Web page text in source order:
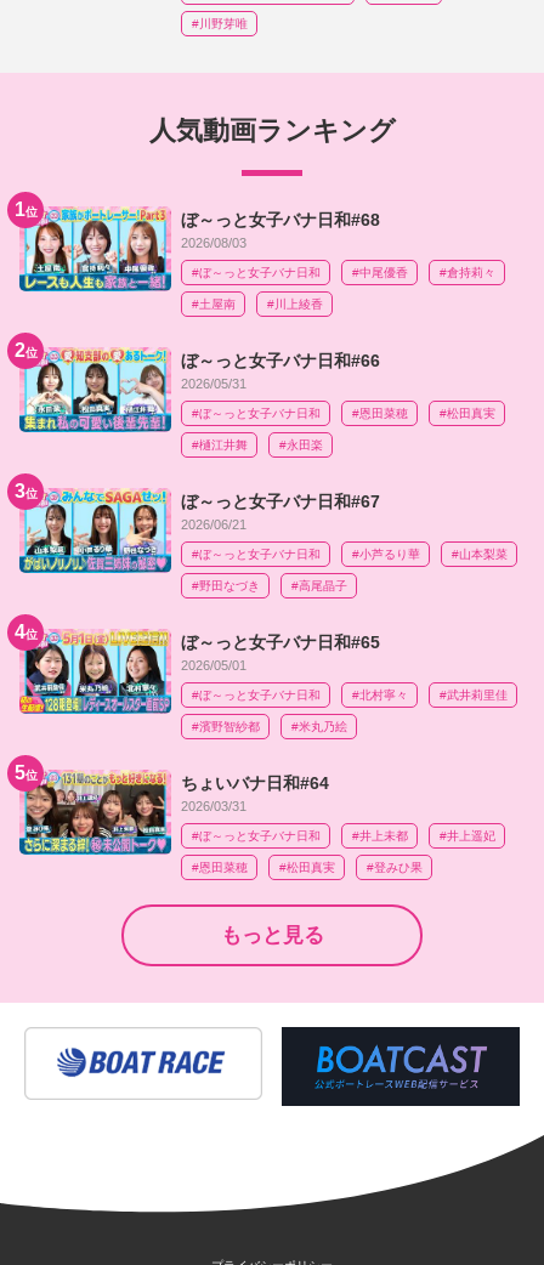
#川野芽唯
人気動画ランキング
1位 ぼ～っと女子バナ日和#68
2026/08/03
#ぼ～っと女子バナ日和 #中尾優香 #倉持莉々​
#土屋南 #川上綾香
2位 ぼ～っと女子バナ日和#66
2026/05/31
#ぼ～っと女子バナ日和 #恩田菜穂 #松田真実
#樋江井舞 #永田楽
3位 ぼ～っと女子バナ日和#67
2026/06/21
#ぼ～っと女子バナ日和 #小芦るり華 #山本梨菜
#野田なづき #高尾晶子
4位 ぼ～っと女子バナ日和#65
2026/05/01
#ぼ～っと女子バナ日和 #北村寧々 #武井莉里佳
#濱野智紗都 #米丸乃絵
5位 ちょいバナ日和#64
2026/03/31
#ぼ～っと女子バナ日和 #井上未都 #井上遥妃
#恩田菜穂 #松田真実 #登みひ果
もっと見る